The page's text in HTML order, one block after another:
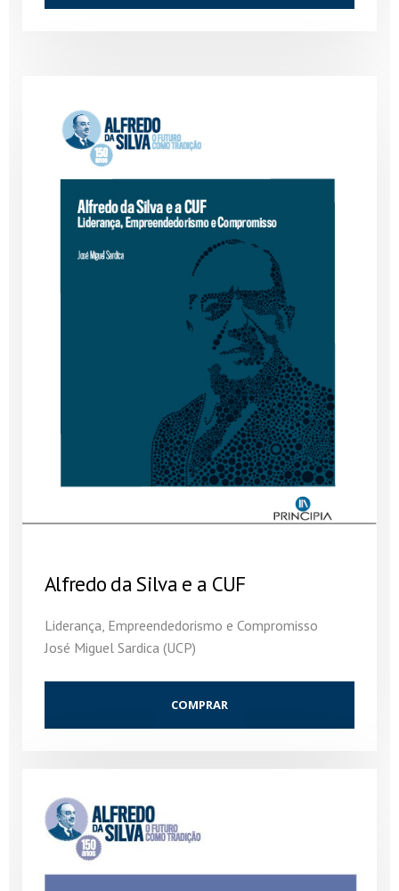
Alfredo da Silva e a CUF
Liderança, Empreendedorismo e Compromisso
José Miguel Sardica (UCP)
COMPRAR